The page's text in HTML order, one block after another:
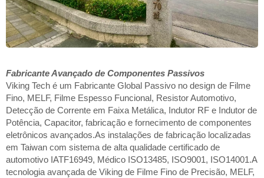
Fabricante Avançado de Componentes Passivos
Viking Tech é um Fabricante Global Passivo no design de Filme
Fino, MELF, Filme Espesso Funcional, Resistor Automotivo,
Detecção de Corrente em Faixa Metálica, Indutor RF e Indutor de
Potência, Capacitor, fabricação e fornecimento de componentes
eletrônicos avançados.As instalações de fabricação localizadas
em Taiwan com sistema de alta qualidade certificado de
automotivo IATF16949, Médico ISO13485, ISO9001, ISO14001.A
tecnologia avançada de Viking de Filme Fino de Precisão, MELF,